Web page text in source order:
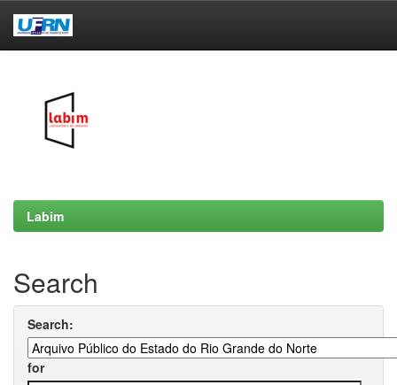
Labim
Search
Search:
for